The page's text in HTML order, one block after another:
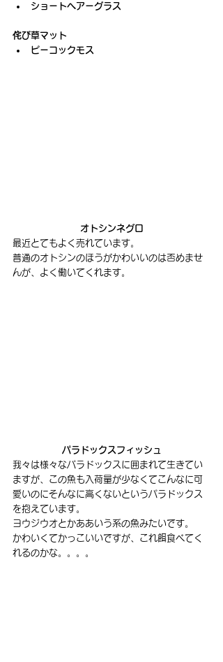
ショートヘアーグラス
侘び草マット
ピーコックモス
オトシンネグロ
最近とてもよく売れています。
普通のオトシンのほうがかわいいのは否めませ
んが、よく働いてくれます。
パラドックスフィッシュ
我々は様々なパラドックスに囲まれて生きてい
ますが、この魚も入荷量が少なくてこんなに可
愛いのにそんなに高くないというパラドックス
を抱えています。
ヨウジウオとかああいう系の魚みたいです。
かわいくてかっこいいですが、これ餌食べてく
れるのかな。。。。